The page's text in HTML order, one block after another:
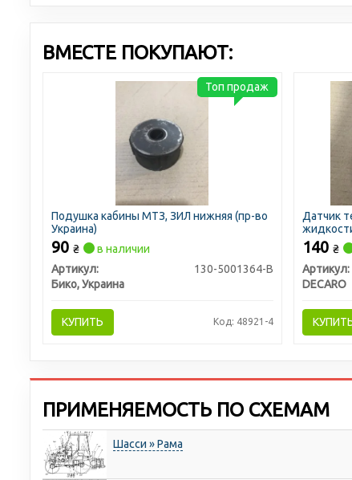
ВМЕСТЕ ПОКУПАЮТ:
Подушка кабины МТЗ, ЗИЛ нижняя (пр-во
Украина)
90 ₴
в наличии
Артикул:
130-5001364-В
Бико, Украина
КУПИТЬ Код: 48921-4
Топ продаж
Датчик
(DECARO)
140 ₴
Артикул:
DECARO
ПРИМЕНЯЕМОСТЬ ПО СХЕМАМ
Шасси » Рама